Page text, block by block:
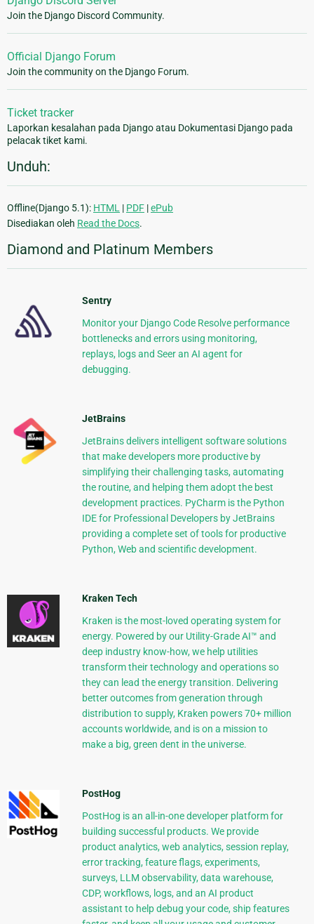
Join the Django Discord Community.
Official Django Forum
Join the community on the Django Forum.
Ticket tracker
Laporkan kesalahan pada Django atau Dokumentasi Django pada
pelacak tiket kami.
Unduh:
Offline(Django 5.1): HTML | PDF |ePub
Disediakan oleh Read the Docs.
Diamond and Platinum Members
Sentry
Monitor your Django Code Resolve performance
bottlenecks and errors using monitoring,
replays, logs and Seer an AI agent for
debugging.
JetBrains
JetBrains delivers intelligent software solutions
that make developers more productive by
simplifying their challenging tasks, automating
the routine, and helping them adopt the best
development practices. PyCharm is the Python
IDE for Professional Developers by JetBrains
providing a complete set of tools for productive
Python, Web and scientific development.
Kraken Tech
Kraken is the most-loved operating system for
energy. Powered by our Utility-Grade AI™ and
deep industry know-how, we help utilities
transform their technology and operations so
they can lead the energy transition. Delivering
better outcomes from generation through
distribution to supply, Kraken powers 70+ million
accounts worldwide, and is on a mission to
make a big, green dent in the universe.
PostHog
PostHog is an all-in-one developer platform for
building successful products. We provide
product analytics, web analytics, session replay,
error tracking, feature flags, experiments,
surveys, LLM observability, data warehouse,
CDP, workflows, logs, and an AI product
assistant to help debug your code, ship features